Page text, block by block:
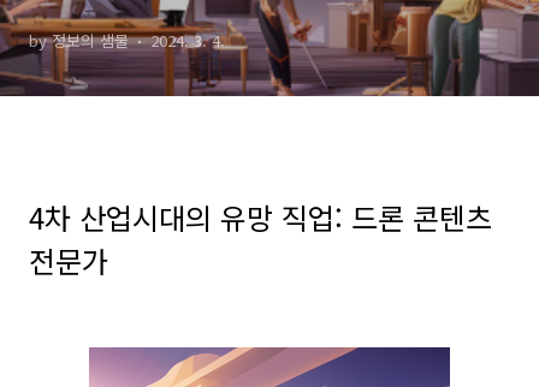
by 정보의 샘물 2024. 3. 4.
4차 산업시대의 유망 직업: 드론 콘텐츠
전문가